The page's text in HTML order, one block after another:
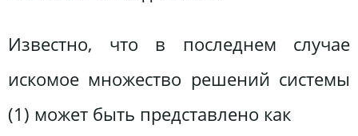
Известно, что в последнем случае
искомое множество решений системы
(1) может быть представлено как